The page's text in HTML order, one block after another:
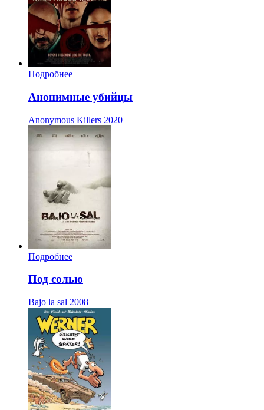
Подробнее
Анонимные убийцы
Anonymous Killers 2020
Подробнее
Под солью
Bajo la sal 2008